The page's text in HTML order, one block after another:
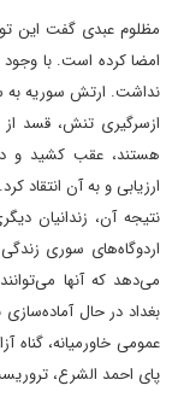
مظلوم عبدی گفت این
نداشت. ارتش سوریه
از‌سرگیری تنش، قسد از
هستند، عقب کشید و
ارزیابی و به آن انتقاد
نتیجه آن، زندانیان
می‌دهد که آنها
بغداد در حال
عمومی خاورمیانه، گناه
پای احمد الشرع،